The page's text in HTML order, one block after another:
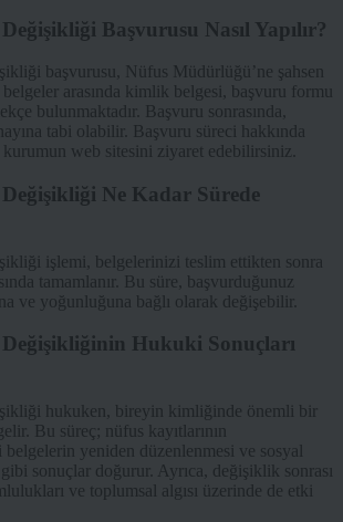
Başvurusu Nasıl Yapılır?
başvurusu, Nüfus Müdürlüğü’ne şahsen
belgeler arasında kimlik belgesi, başvuru formu
bulunmaktadır. Başvuru sonrasında,
tabi olabilir. Başvuru süreci hakkında
web sitesini ziyaret edebilirsiniz.
Ne Kadar Sürede
işlemi, belgelerinizi teslim ettikten sonra
tamamlanır. Bu süre, başvurduğunuz
ve yoğunluğuna bağlı olarak değişebilir.
Hukuki Sonuçları
hukuken, bireyin kimliğinde önemli bir
Bu süreç; nüfus kayıtlarının
yeniden düzenlenmesi ve sosyal
sonuçlar doğurur. Ayrıca, değişiklik sonrası
ve toplumsal algısı üzerinde de etki